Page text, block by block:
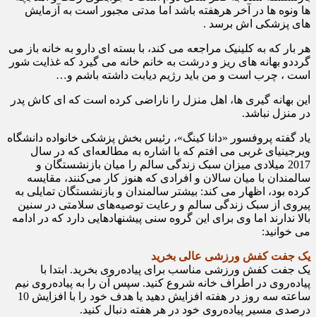
ها ونوه ها در آخر هرهفته باشد اما مدتی مجبور است به آزمایش
های پزشکی اش برسد .
هر بار که به کلینیک مراجعه می کند، با بسته ای دارو به خانه باز می
گرددو بهانه های ریز و درشت به خانم خانه می گیرد که غذایت شور
است ، چرب است و من باید رژیم دیابت داشته باشم و…
این بهانه گیری ها، اهل منزل را ناراضی کرده است که ای کاش پدر
در منزل نباشد.
یاد گفته پروفسور «دانا کینگ»، رئیس بخش پزشکی خانواده دانشگاه
ویرجینیای غربی می افتم که با اشاره به مطالعه‌ای که در سال
2017 میلادی میزان سبک زندگی سالم را میان بازنشستگان و
سالمندان با میان سالان و افرادی که هنوز کار می‌کنند، مقایسه
کرده بود، اظهار می کند: بیشتر سالمندان و بازنشستگان تمایلی به
پیروی از سبک زندگی سالم و رعایت توصیه‌های سلامتی در سنین
بالا ندارند اما وی برای این گروه سنی پیشنهادهایی دارد که در ادامه
می خوانید:
یک جفت کفش ورزشی عالی بخرید
یک جفت کفش ورزشی مناسب برای پیاده‌روی بخرید. ابتدا با
پیاده‌روی در اطراف خانه شروع کنید. سپس آن را به پیاده‌روی نیم
ساعته سه روز در هفته افزایش دهید یا هدف خود را با افزایش 10
درصدی مسیر پیاده‌روی خود در هر هفته دنبال کنید.